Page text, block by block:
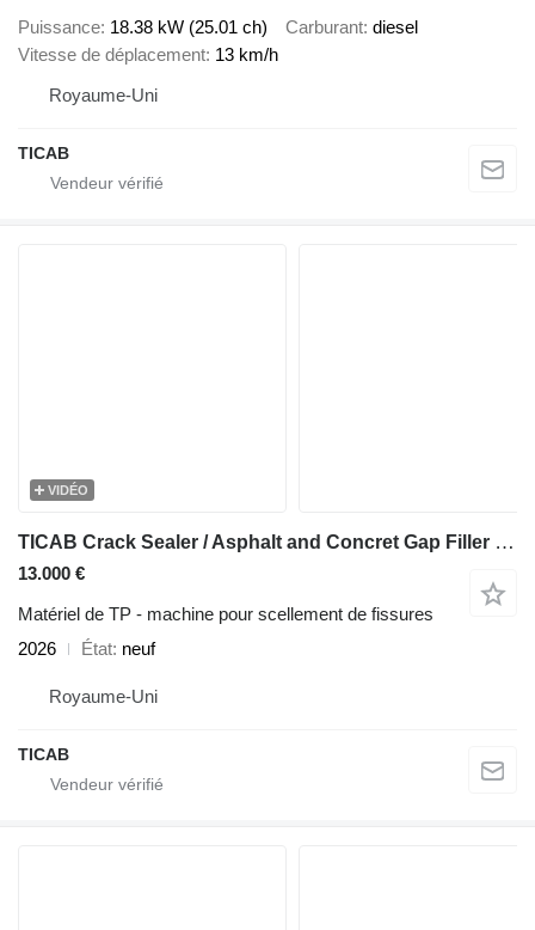
Puissance 18.38 kW (25.01 ch) Carburant diesel
Vitesse de déplacement 13 km/h
Royaume-Uni
TICAB
VIDÉO
TICAB Crack Sealer / Asphalt and Concret Gap Filler from Manufacturer
13.000 €
Matériel de TP - machine pour scellement de fissures
2026
État neuf
Royaume-Uni
TICAB